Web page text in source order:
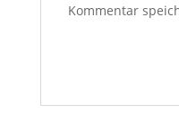
Kommentar